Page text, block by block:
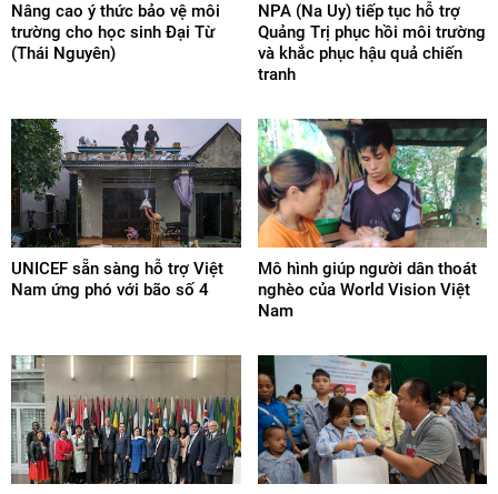
Nâng cao ý thức bảo vệ môi
trường cho học sinh Đại Từ
(Thái Nguyên)
NPA (Na Uy) tiếp tục hỗ trợ
Quảng Trị phục hồi môi trường
và khắc phục hậu quả chiến
tranh
UNICEF sẵn sàng hỗ trợ Việt
Nam ứng phó với bão số 4
Mô hình giúp người dân thoát
nghèo của World Vision Việt
Nam